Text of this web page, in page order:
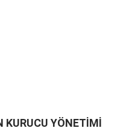
KURUCU YÖNETİMİ